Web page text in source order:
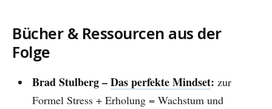
Bücher & Ressourcen aus der
Folge
Brad Stulberg –Das perfekte Mindset: zur
Formel Stress + Erholung = Wachstum und